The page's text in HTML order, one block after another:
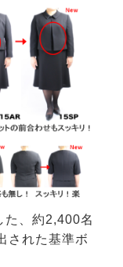
た、約2,400名
された基準ボ